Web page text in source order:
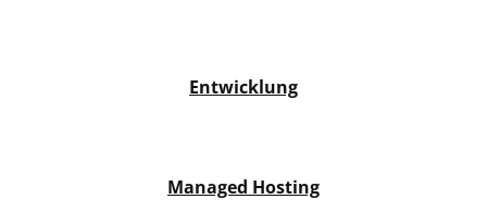
Entwicklung
Managed Hosting